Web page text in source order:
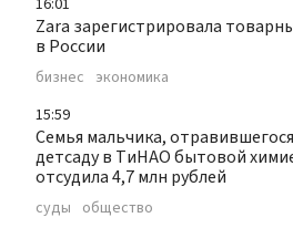
16:01
Zara зарегистрировала
в России
бизнес экономика
15:59
Семья мальчика,
детсаду в ТиНАО бытовой
отсудила 4,7 млн рублей
суды общество